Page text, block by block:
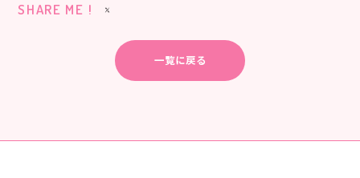
SHARE ME !
一覧に戻る